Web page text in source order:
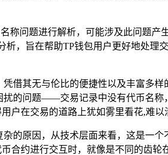
称问题进行解析，可能涉及此问题
，旨在帮助TP钱包用户更好地处
借其无与伦比的便捷性以及丰富多
的问题——交易记录中没有代币名
户在交易的道路上犹如雾里看花,难以
的原因，从技术层面来看，这是一
合约进行交互时，就像是不同的齿